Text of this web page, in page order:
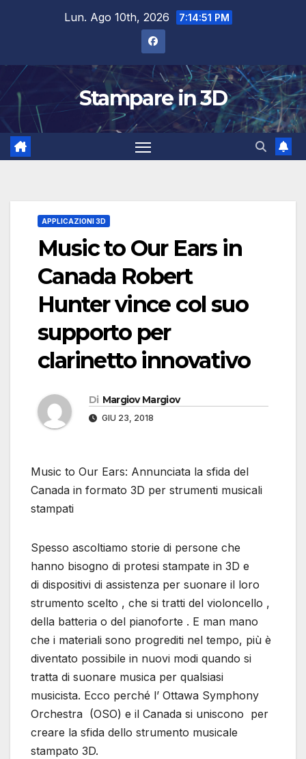
Lun. Ago 10th, 2026 7:14:52 PM
Stampare in 3D
APPLICAZIONI 3D
Music to Our Ears in
Canada Robert
Hunter vince col suo
supporto per
clarinetto innovativo
Di Margiov Margiov
GIU 23, 2018
Music to Our Ears: Annunciata la sfida del
Canada in formato 3D per strumenti musicali
stampati
Spesso ascoltiamo storie di persone che
hanno bisogno di protesi stampate in 3D e
di dispositivi di assistenza per suonare il loro
strumento scelto , che si tratti del violoncello ,
della batteria o del pianoforte . E man mano
che i materiali sono progrediti nel tempo, più è
diventato possibile in nuovi modi quando si
tratta di suonare musica per qualsiasi
musicista. Ecco perché l’ Ottawa Symphony
Orchestra (OSO) e il Canada si uniscono per
creare la sfida dello strumento musicale
stampato 3D.